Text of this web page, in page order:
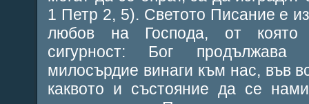
1 Петр 2, 5). Светото Писание е
любов на Господа, от която
сигурност: Бог
милосърдие винаги към нас, във
каквото и състояние да се